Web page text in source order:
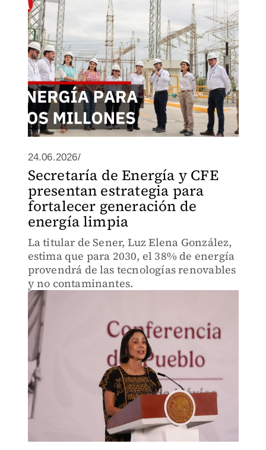
24.06.2026/
Secretaría de Energía y CFE
presentan estrategia para
fortalecer generación de
energía limpia
La titular de Sener, Luz Elena González,
estima que para 2030, el 38% de energía
provendrá de las tecnologías renovables
y no contaminantes.